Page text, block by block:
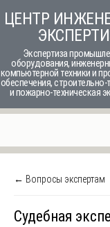
to
content
ЦЕНТР
Экспертиза
оборудования,
компьютерной техники и
обеспечения, строительно-
и пожарно-техническая
← Вопросы экспертам
Судебная